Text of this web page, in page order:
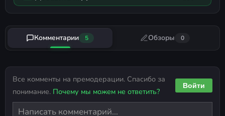
Комментарии 5 Обзоры 0
Все комменты на премодерации. Спасибо за
понимание. Почему мы можем не ответить?
Войти